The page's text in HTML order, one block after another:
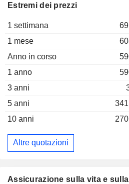
Estremi dei prezzi
1 settimana
1 mese
Anno in corso
1 anno
3 anni
5 anni
10 anni
Altre quotazioni
Assicurazione sulla vita e